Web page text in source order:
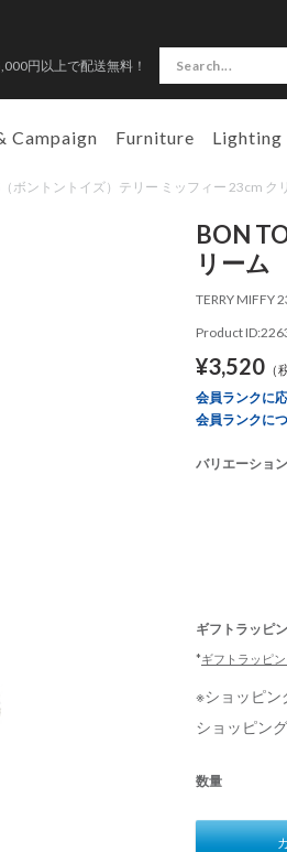
円以上で配送無料！
Campaign Furniture Lighting
ボントントイズ）テリー ミッフィー 23cm ク
BON
リーム
TERRY MIFFY
Product
¥3,520（
会員ランクに
会員ランクに
バリエーション
ギフトラッピ
*ギフトラッピ
※ショッピン
ショッピン
数量